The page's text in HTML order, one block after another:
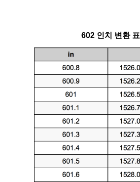
602 인치 변환 표